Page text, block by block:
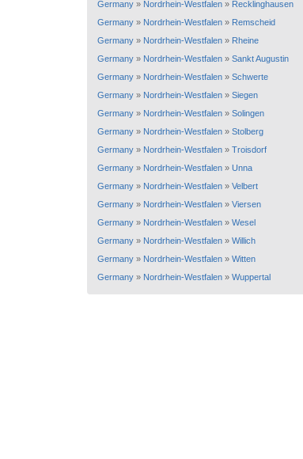
Germany » Nordrhein-Westfalen » Recklinghausen
Germany » Nordrhein-Westfalen » Remscheid
Germany » Nordrhein-Westfalen » Rheine
Germany » Nordrhein-Westfalen » Sankt Augustin
Germany » Nordrhein-Westfalen » Schwerte
Germany » Nordrhein-Westfalen » Siegen
Germany » Nordrhein-Westfalen » Solingen
Germany » Nordrhein-Westfalen » Stolberg
Germany » Nordrhein-Westfalen » Troisdorf
Germany » Nordrhein-Westfalen » Unna
Germany » Nordrhein-Westfalen » Velbert
Germany » Nordrhein-Westfalen » Viersen
Germany » Nordrhein-Westfalen » Wesel
Germany » Nordrhein-Westfalen » Willich
Germany » Nordrhein-Westfalen » Witten
Germany » Nordrhein-Westfalen » Wuppertal